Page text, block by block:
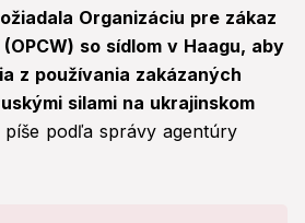
Organizáciu pre zákaz
so sídlom v Haagu, aby
z používania zakázaných
silami na ukrajinskom
píše podľa správy agentúry